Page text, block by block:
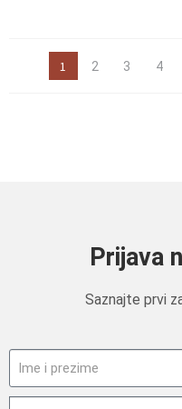
1 2 3 4
Prijava
Saznajte prvi